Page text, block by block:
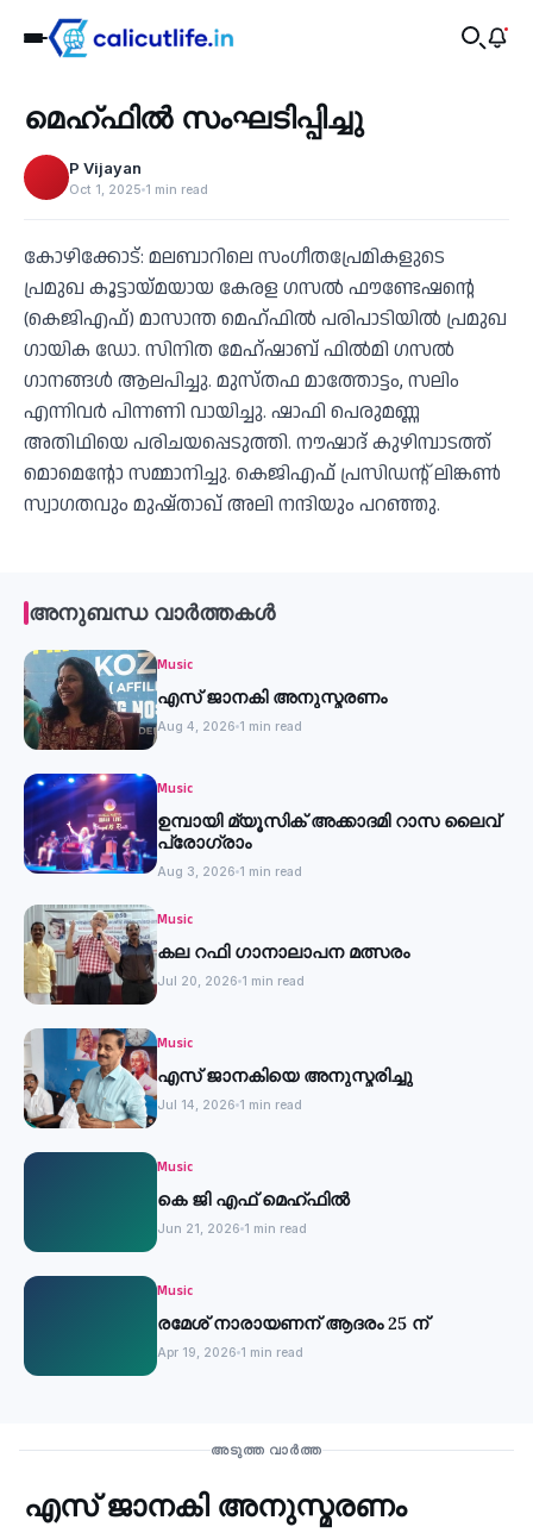
‹
Music
മെഹ്ഫിൽ സംഘടിപ്പിച്ചു
P Vijayan
Oct 1, 2025 1 min read
കോഴിക്കോട്: മലബാറിലെ സംഗീതപ്രേമികളുടെ
പ്രമുഖ കൂട്ടായ്മയായ കേരള ഗസൽ ഫൗണ്ടേഷന്റെ
(കെജിഎഫ്) മാസാന്ത മെഹ്ഫിൽ പരിപാടിയിൽ പ്രമുഖ
ഗായിക ഡോ. സിനിത മേഹ്ഷാബ് ഫിൽമി ഗസൽ
ഗാനങ്ങൾ ആലപിച്ചു. മുസ്തഫ മാത്തോട്ടം, സലിം
എന്നിവർ പിന്നണി വായിച്ചു. ഷാഫി പെരുമണ്ണ
അതിഥിയെ പരിചയപ്പെടുത്തി. നൗഷാദ് കുഴിമ്പാടത്ത്
മൊമെന്റോ സമ്മാനിച്ചു. കെജിഎഫ് പ്രസിഡന്റ് ലിങ്കൺ
സ്വാഗതവും മുഷ്താഖ് അലി നന്ദിയും പറഞ്ഞു.
അനുബന്ധ വാർത്തകൾ
Music
എസ് ജാനകി അനുസ്മരണം
Aug 4, 2026 1 min read
Music
ഉമ്പായി മ്യൂസിക് അക്കാദമി റാസ ലൈവ്
പ്രോഗ്രാം
Aug 3, 2026 1 min read
Music
കല റഫി ഗാനാലാപന മത്സരം
Jul 20, 2026 1 min read
Music
എസ് ജാനകിയെ അനുസ്മരിച്ചു
Jul 14, 2026 1 min read
Music
കെ ജി എഫ് മെഹ്ഫിൽ
Jun 21, 2026 1 min read
Music
രമേശ് നാരായണന് ആദരം 25 ന്
Apr 19, 2026 1 min read
അടുത്ത വാർത്ത
‹
എസ് ജാനകി അനുസ്മരണം